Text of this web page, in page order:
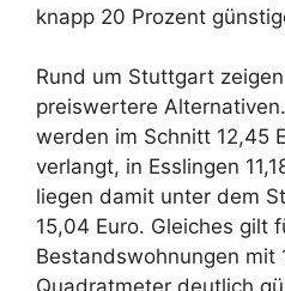
knapp 20 Prozent
Rund um Stuttgart
preiswertere
werden im Schnitt 12,45
verlangt, in Esslingen
liegen damit unter dem
15,04 Euro. Gleiches gilt
Bestandswohnungen mit
Quadratmeter deutlich